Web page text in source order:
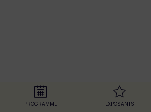
PROGRAMME EXPOSANTS